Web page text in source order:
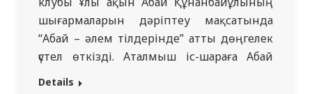
шығармаларын дәріптеу мақсатында
“Абай – әлем тілдерінде” атты дөңгелек
үстел өткізді. Аталмыш іс-шараға Абай
өлеңдерін сүйіп оқитын
Details